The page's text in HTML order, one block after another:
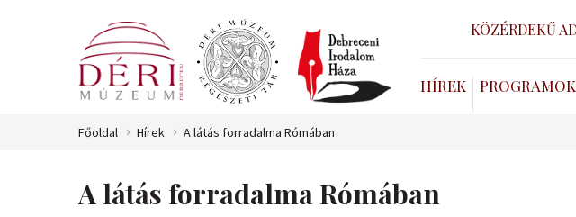
KÖZÉRDEKŰ
HÍREK PROGRAMOK
Főoldal Hírek A látás forradalma Rómában
A látás forradalma Rómában